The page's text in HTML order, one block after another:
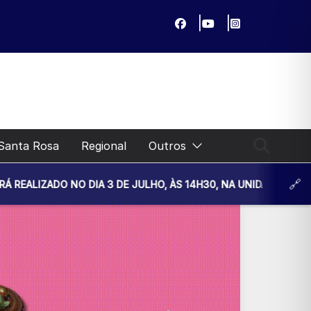
Rosa Regional Outros
DE JULHO, ÀS 14H30, NA UNIDADE BÁSICA DE SAÚDE.